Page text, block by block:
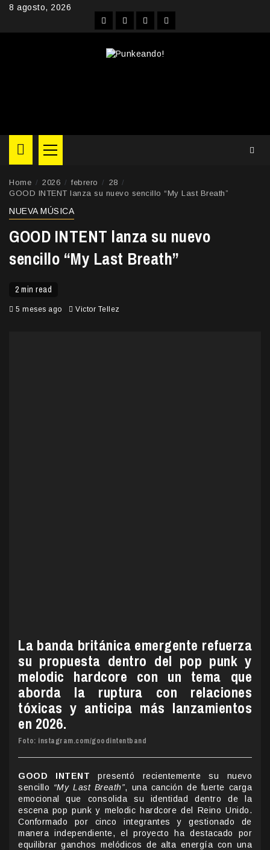
Skip8 agosto, 2026
FacebookInstagram
YouTubeTwitter
Primary
Menu
Home 2026 febrero
28
GOOD INTENT lanza su nuevo sencillo “My Last Breath”
NUEVA MÚSICA
GOOD INTENT lanza su nuevo
sencillo “My Last Breath”
2 min read
5 meses ago Victor Tellez
La banda británica emergente refuerza
su propuesta dentro del pop punk y
melodic hardcore con un tema que
aborda la ruptura con relaciones
tóxicas y anticipa más lanzamientos
en 2026.
Foto: instagram.com/goodintentband
GOOD INTENT presentó recientemente su nuevo
sencillo “My Last Breath”, una canción de fuerte carga
emocional que consolida su identidad dentro de la
escena pop punk y melodic hardcore del Reino Unido.
Conformado por cinco integrantes y gestionado de
manera independiente, el proyecto ha destacado por
equilibrar ganchos melódicos de alta energía con una